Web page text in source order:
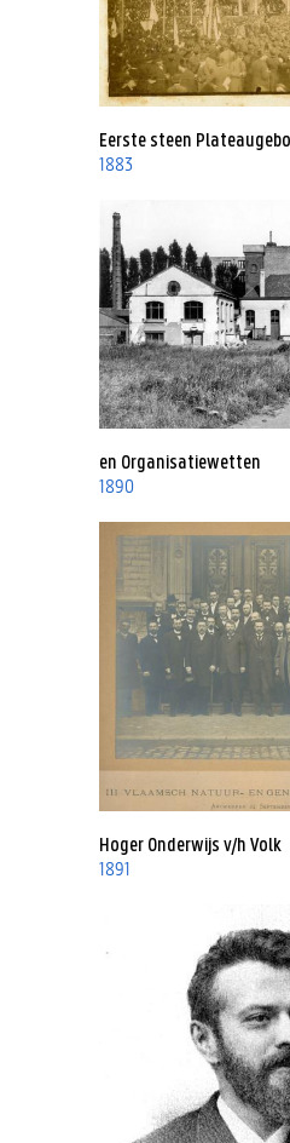
Eerste steen
1883
en Organisatiewetten
1890
Hoger Onderwijs v/h Volk
1891